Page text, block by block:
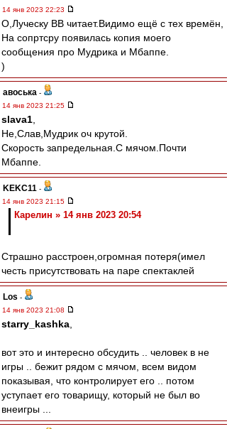
14 янв 2023 22:23
О,Луческу ВВ читает.Видимо ещё с тех времён,
На сопртсру появилась копия моего
сообщения про Мудрика и Мбаппе.
)
авоська -
14 янв 2023 21:25
slava1
Не,Слав,Мудрик оч крутой.
Скорость запредельная.С мячом.Почти
Мбаппе.
KEKC11 -
14 янв 2023 21:15
Карелин » 14 янв 2023 20:54
Страшно расстроен,огромная потеря(имел
честь присутствовать на паре спектаклей
Los -
14 янв 2023 21:08
starry_kashka
вот это и интересно обсудить .. человек в не
игры .. бежит рядом с мячом, всем видом
показывая, что контролирует его .. потом
уступает его товарищу, который не был во
внеигры ...